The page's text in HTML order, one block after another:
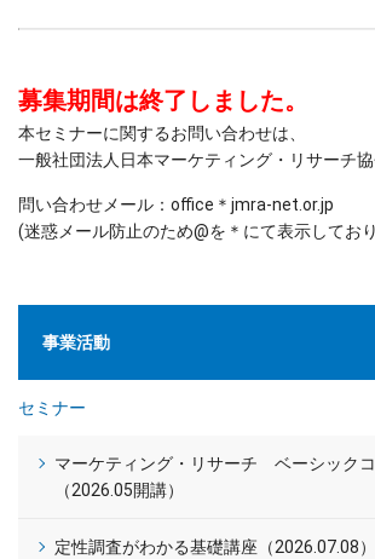
募集期間は終了しました。
本セミナーに関するお問い合わせは、
一般社団法人日本マーケティング・リサーチ
問い合わせメール：office＊jmra-net.or.jp
(迷惑メール防止のため@を＊にて表示してお
事業活動
セミナー
マーケティング・リサーチ ベーシックコ
（2026.05開講）
定性調査がわかる基礎講座（2026.07.08）